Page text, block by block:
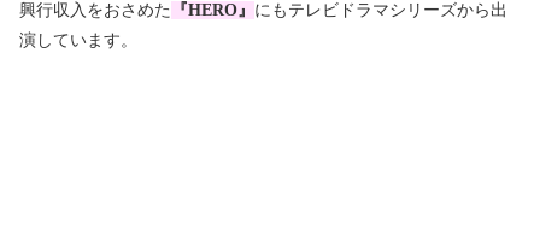
興行収入をおさめた
『HERO』 にもテレビドラマシリーズから出
演しています。